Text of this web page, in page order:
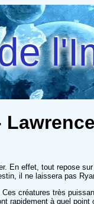
En effet, tout repose
il ne laissera pas
créatures très
à quel